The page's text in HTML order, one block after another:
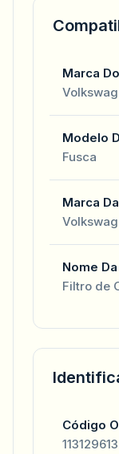
Marca
Modelo
Fusca
Marca
Nome
Filtro de
Código